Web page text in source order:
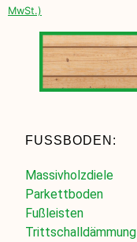
MwSt.)
FUSSBODEN:
Massivholzdiele
Parkettboden
Fußleisten
Trittschalldämmung